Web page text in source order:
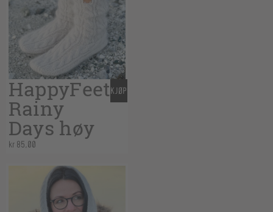
HappyFeet
Rainy
Days høy
kr85,00
KJØP